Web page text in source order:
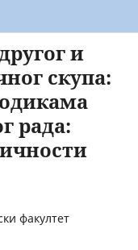
и
скупа:
рада:
факултет